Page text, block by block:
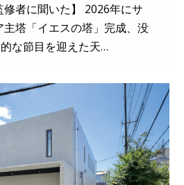
者に聞いた】 2026年にサ
塔「イエスの塔」完成、没
な節目を迎えた天…